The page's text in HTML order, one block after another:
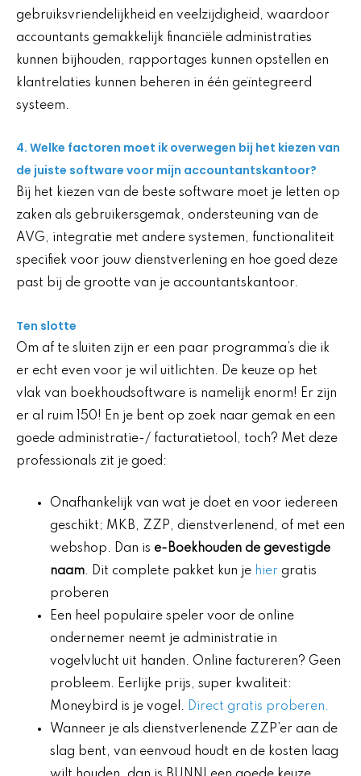
gebruiksvriendelijkheid en veelzijdigheid, waardoor
accountants gemakkelijk financiële administraties
kunnen bijhouden, rapportages kunnen opstellen en
klantrelaties kunnen beheren in één geïntegreerd
systeem.
4. Welke factoren moet ik overwegen bij het kiezen van
de juiste software voor mijn accountantskantoor?
Bij het kiezen van de beste software moet je letten op
zaken als gebruikersgemak, ondersteuning van de
AVG, integratie met andere systemen, functionaliteit
specifiek voor jouw dienstverlening en hoe goed deze
past bij de grootte van je accountantskantoor.
Ten slotte
Om af te sluiten zijn er een paar programma’s die ik
er echt even voor je wil uitlichten. De keuze op het
vlak van boekhoudsoftware is namelijk enorm! Er zijn
er al ruim 150! En je bent op zoek naar gemak en een
goede administratie-/ facturatietool, toch? Met deze
professionals zit je goed:
Onafhankelijk van wat je doet en voor iedereen
geschikt; MKB, ZZP, dienstverlenend, of met een
webshop. Dan is e-Boekhouden de gevestigde
naam. Dit complete pakket kun je hier gratis
proberen
Een heel populaire speler voor de online
ondernemer neemt je administratie in
vogelvlucht uit handen. Online factureren? Geen
probleem. Eerlijke prijs, super kwaliteit:
Moneybird is je vogel. Direct gratis proberen.
Wanneer je als dienstverlenende ZZP’er aan de
slag bent, van eenvoud houdt en de kosten laag